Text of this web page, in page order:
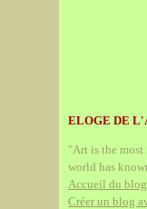
ELOGE DE
"Art is the
world has
Accueil du blog
Créer un blog